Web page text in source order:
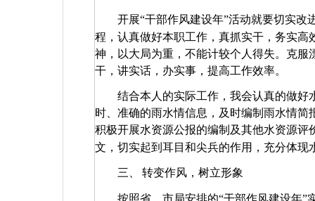
开展“干部作风建设年”活动就要切实改
程，认真做好本职工作，真抓实干，务实
神，以大局为重，不能计较个人得失。克
干，讲实话，办实事，提高工作效率。
结合本人的实际工作，我会认真的做
时、准确的雨水情信息，及时编制雨水情
积极开展水资源公报的编制及其他水资源
文，切实起到耳目和尖兵的作用，充分体现
三、 转变作风，树立形象
按照省、市局安排的“干部作风建设年”